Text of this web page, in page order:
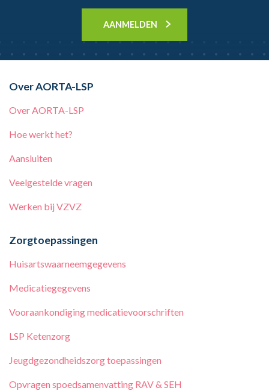
AANMELDEN
Over AORTA-LSP
Over AORTA-LSP
Hoe werkt het?
Aansluiten
Veelgestelde vragen
Werken bij VZVZ
Zorgtoepassingen
Huisartswaarneemgegevens
Medicatiegegevens
Vooraankondiging medicatievoorschriften
LSP Ketenzorg
Jeugdgezondheidszorg toepassingen
Opvragen spoedsamenvatting RAV & SEH